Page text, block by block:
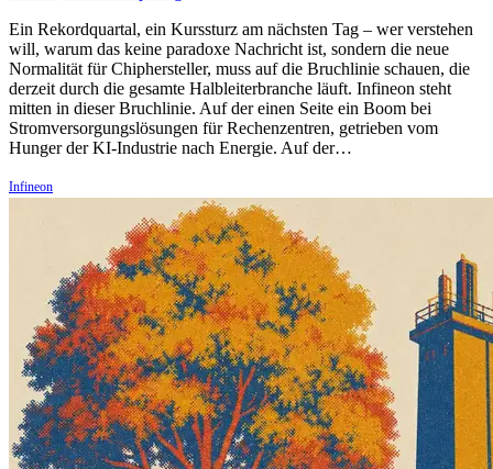
Ein Rekordquartal, ein Kurssturz am nächsten Tag – wer verstehen
will, warum das keine paradoxe Nachricht ist, sondern die neue
Normalität für Chiphersteller, muss auf die Bruchlinie schauen, die
derzeit durch die gesamte Halbleiterbranche läuft. Infineon steht
mitten in dieser Bruchlinie. Auf der einen Seite ein Boom bei
Stromversorgungslösungen für Rechenzentren, getrieben vom
Hunger der KI-Industrie nach Energie. Auf der…
Infineon